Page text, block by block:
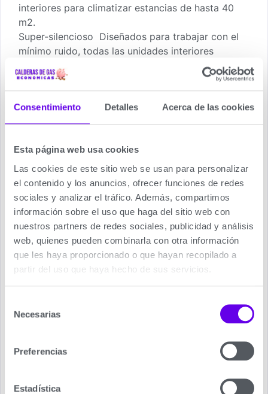
Consentimiento Detalles Acerca de las cookies
Esta página web usa cookies
Las cookies de este sitio web se usan para personalizar
el contenido y los anuncios, ofrecer funciones de redes
sociales y analizar el tráfico. Además, compartimos
información sobre el uso que haga del sitio web con
nuestros partners de redes sociales, publicidad y análisis
web, quienes pueden combinarla con otra información
que les haya proporcionado o que hayan recopilado a
partir del uso que haya hecho de sus servicios.
Necesarias
Preferencias
Estadística
interiores para climatizar estancias de hasta 40
m2.
Super-silencioso Diseñados para trabajar con el
mínimo ruido, todas las unidades interiores
presentan unos niveles sonoros inaudibles para el
oido humano con 20 dB de nivel sonoro mínimo.
Más respetuosos con el medio, gas refrigerante
R32 Cargados con el nuevo gas R32, un gas de
última tecnología, de alta eficiéncia y con
LSGT50.
Múltiples funciones opcionales:
Modo noche, para asegurar un descanso
totalmente satisfactorio.
Programaciones horarias y autolimpieza para
asegurar un aire limpio en Aire Acondicionado,
son algunas de las múltiples funcionalidades que
incorpora la gama para que disfrutes del confort
siempre a su disposición en el teléfono 689 202
070, orellenando nuestro formulario de contacto,
Acondicionados Baxi
, que más se ajustan a las